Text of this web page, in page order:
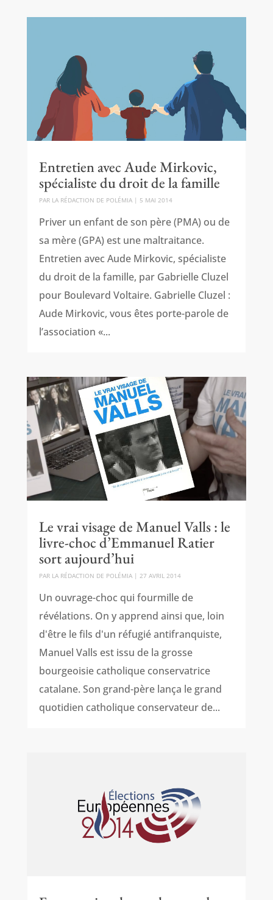
Entretien avec Aude Mirkovic,
spécialiste du droit de la famille
PAR LA RÉDACTION DE POLÉMIA| 5 MAI 2014
Priver un enfant de son père (PMA) ou de
sa mère (GPA) est une maltraitance.
Entretien avec Aude Mirkovic, spécialiste
du droit de la famille, par Gabrielle Cluzel
pour Boulevard Voltaire. Gabrielle Cluzel :
Aude Mirkovic, vous êtes porte-parole de
l’association «...
Le vrai visage de Manuel Valls : le
livre-choc d’Emmanuel Ratier
sort aujourd’hui
PAR LA RÉDACTION DE POLÉMIA| 27 AVRIL 2014
Un ouvrage-choc qui fourmille de
révélations. On y apprend ainsi que, loin
d'être le fils d'un réfugié antifranquiste,
Manuel Valls est issu de la grosse
bourgeoisie catholique conservatrice
catalane. Son grand-père lança le grand
quotidien catholique conservateur de...